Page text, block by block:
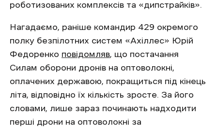
роботизованих комплексів та «дипстрайків».
Нагадаємо, раніше командир 429 окремого
полку безпілотних систем «Ахіллес» Юрій
Федоренко повідомляв, що постачання
Силам оборони дронів на оптоволокні,
оплачених державою, покращиться під кінець
літа, відповідно їх кількість зросте. За його
словами, лише зараз починають надходити
перші дрони на оптоволокні за